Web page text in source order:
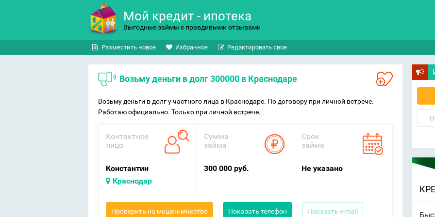
Мой кредит - ипотека
Выгодные займы с правдивыми отзывами
Разместить новое Избранное Редактировать свое
Возьму деньги в долг 300000 в Краснодаре
Возьму деньги в долг у частного лица в Краснодаре. По договору при личной встрече.
Работаю официально. Только при личной встрече.
Контактное
лицо
Константин
Краснодар
Сумма
займа
300 000 руб.
Срок
займа
Не указано
Проверить на мошенничество Показать телефон Показать e-mail